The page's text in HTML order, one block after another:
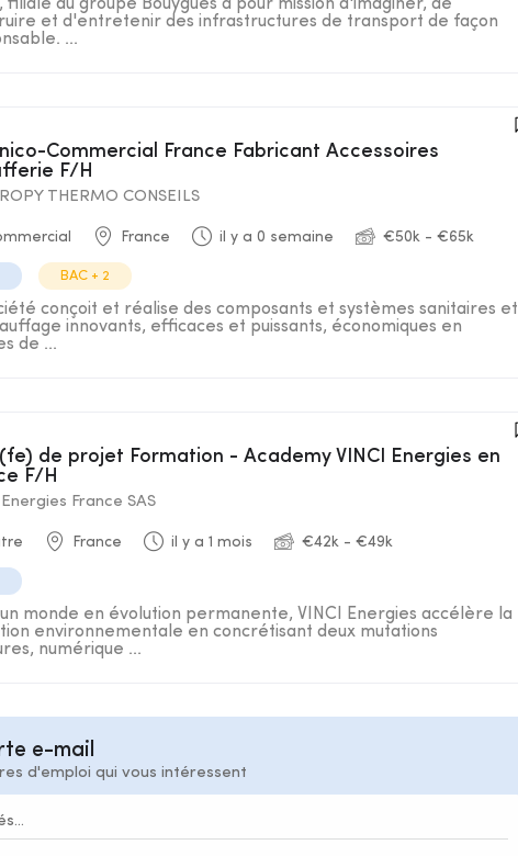
filiale du groupe Bouygues a pour mission d'imaginer, de
et d'entretenir des infrastructures de transport de façon
...
F/H
THERMO CONSEILS
France il y a 0 semaine €50k - €65k
BAC + 2
conçoit et réalise des composants et systèmes sanitaires et
innovants, efficaces et puissants, économiques en
de ...
F/H
France SAS
France il y a 1 mois €42k - €49k
un monde en évolution permanente, VINCI Energies accélère la
environnementale en concrétisant deux mutations
numérique ...
e-mail
d'emploi qui vous intéressent